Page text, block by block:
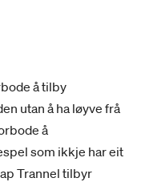
å tilby
utan å ha løyve frå
å
som ikkje har eit
Trannel tilbyr